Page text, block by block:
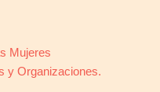
Mujeres
y Organizaciones.